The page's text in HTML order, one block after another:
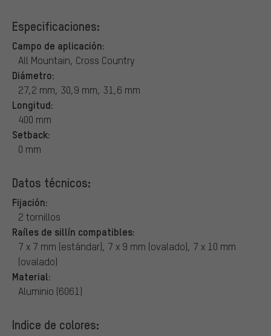
Especificaciones:
Campo de aplicación:
All Mountain, Cross Country
Diámetro:
27,2 mm, 30,9 mm, 31,6 mm
Longitud:
400 mm
Setback:
0 mm
Datos técnicos:
Fijación:
2 tornillos
Raíles de sillín compatibles:
7 x 7 mm (estándar), 7 x 9 mm (ovalado), 7 x 10 mm
(ovalado)
Material:
Aluminio (6061)
Indice de colores: